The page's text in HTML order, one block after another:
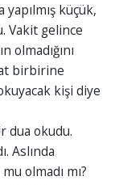
küçük,
Vakit gelince
olmadığını
birbirine
kişi diye
dua okudu.
Aslında
olmadı mı?